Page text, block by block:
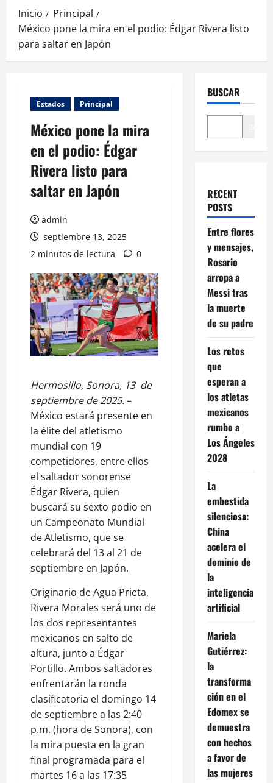
Inicio
Principal
México pone la mira en el podio: Édgar Rivera listo
para saltar en Japón
Estados Principal
México pone la mira
en el podio: Édgar
Rivera listo para
saltar en Japón
admin
septiembre 13, 2025
2 minutos de lectura
0
Hermosillo, Sonora, 13 de
septiembre de 2025.–
México estará presente en
la élite del atletismo
mundial con 19
competidores, entre ellos
el saltador sonorense
Édgar Rivera, quien
buscará su sexto podio en
un Campeonato Mundial
de Atletismo, que se
celebrará del 13 al 21 de
septiembre en Japón.
Originario de Agua Prieta,
Rivera Morales será uno de
los dos representantes
mexicanos en salto de
altura, junto a Édgar
Portillo. Ambos saltadores
enfrentarán la ronda
clasificatoria el domingo 14
de septiembre a las 2:40
p.m. (hora de Sonora), con
la mira puesta en la gran
final programada para el
martes 16 a las 17:35
BUSCAR
RECENT
POSTS
Entre flores
y mensajes,
Rosario
arropa a
Messi tras
la muerte
de su padre
Los retos
que
esperan a
los atletas
mexicanos
rumbo a
Los Ángeles
2028
La
embestida
silenciosa:
China
acelera el
dominio de
la
inteligencia
artificial
Mariela
Gutiérrez:
la
transforma
ción en el
Edomex se
demuestra
con hechos
a favor de
las mujeres